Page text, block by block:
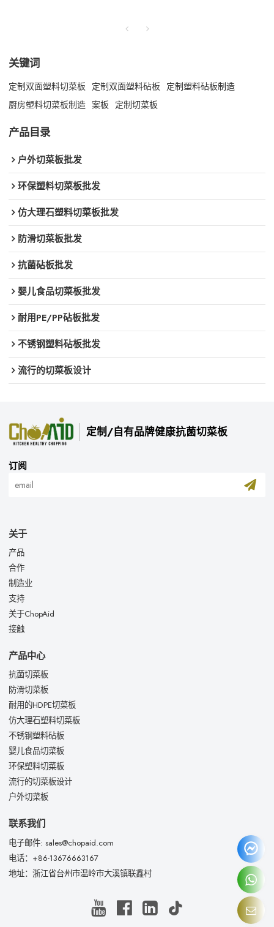
关键词
定制双面塑料切菜板 定制双面塑料砧板 定制塑料砧板制造
厨房塑料切菜板制造 案板 定制切菜板
产品目录
户外切菜板批发
环保塑料切菜板批发
仿大理石塑料切菜板批发
防滑切菜板批发
抗菌砧板批发
婴儿食品切菜板批发
耐用PE/PP砧板批发
不锈钢塑料砧板批发
流行的切菜板设计
定制/自有品牌健康抗菌切菜板
订阅
关于
产品
合作
制造业
支持
关于ChopAid
接触
产品中心
抗菌切菜板
防滑切菜板
耐用的HDPE切菜板
仿大理石塑料切菜板
不锈钢塑料砧板
婴儿食品切菜板
环保塑料切菜板
流行的切菜板设计
户外切菜板
联系我们
电子邮件: sales@chopaid.com
电话：+86-13676663167
地址：浙江省台州市温岭市大溪镇联鑫村